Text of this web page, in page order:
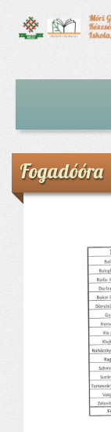
Hírfolyam
Iskolai élet
Szakkörök
Tanév
Alapítvány
Gyermek-
Fogadóóra